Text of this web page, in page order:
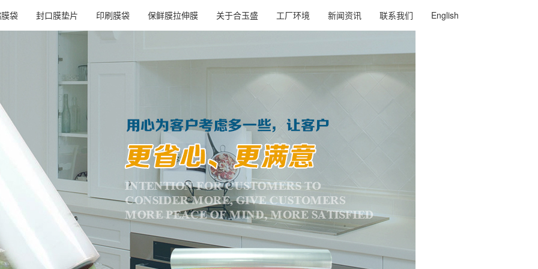
袋 封口膜垫片 印刷膜袋 保鲜膜拉伸膜 关于合玉盛 工厂环境 新闻资讯 联系我们 English